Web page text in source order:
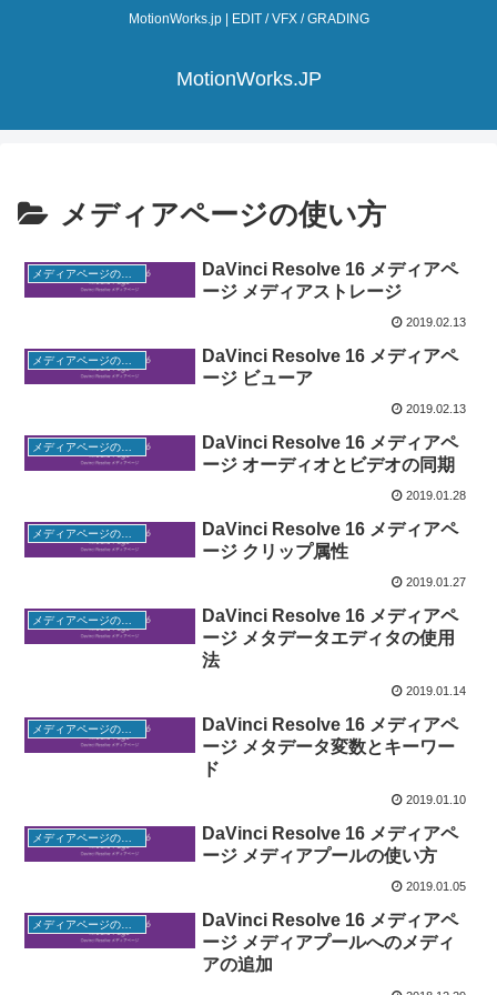
MotionWorks.jp | EDIT / VFX / GRADING
MotionWorks.JP
メディアページの使い方
メディアページの使い方
DaVinci Resolve 16 メディアペ
ージ メディアストレージ
2019.02.13
メディアページの使い方
DaVinci Resolve 16 メディアペ
ージ ビューア
2019.02.13
メディアページの使い方
DaVinci Resolve 16 メディアペ
ージ オーディオとビデオの同期
2019.01.28
メディアページの使い方
DaVinci Resolve 16 メディアペ
ージ クリップ属性
2019.01.27
メディアページの使い方
DaVinci Resolve 16 メディアペ
ージ メタデータエディタの使用
法
2019.01.14
メディアページの使い方
DaVinci Resolve 16 メディアペ
ージ メタデータ変数とキーワー
ド
2019.01.10
メディアページの使い方
DaVinci Resolve 16 メディアペ
ージ メディアプールの使い方
2019.01.05
メディアページの使い方
DaVinci Resolve 16 メディアペ
ージ メディアプールへのメディ
アの追加